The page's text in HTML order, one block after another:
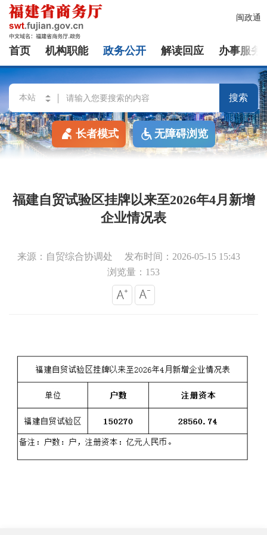
闽政通
首页 机构职能 政务公开 解读回应 办事服务
搜索
长者模式 无障碍浏览
福建自贸试验区挂牌以来至2026年4月新增
企业情况表
来源：自贸综合协调处
发布时间：2026-05-15 15:43
浏览量：153